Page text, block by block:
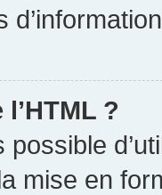
?
possible
mise en